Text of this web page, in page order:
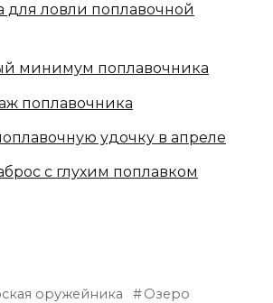
для ловли поплавочной
минимум поплавочника
поплавочника
удочку в апреле
с глухим поплавком
оружейника Озеро